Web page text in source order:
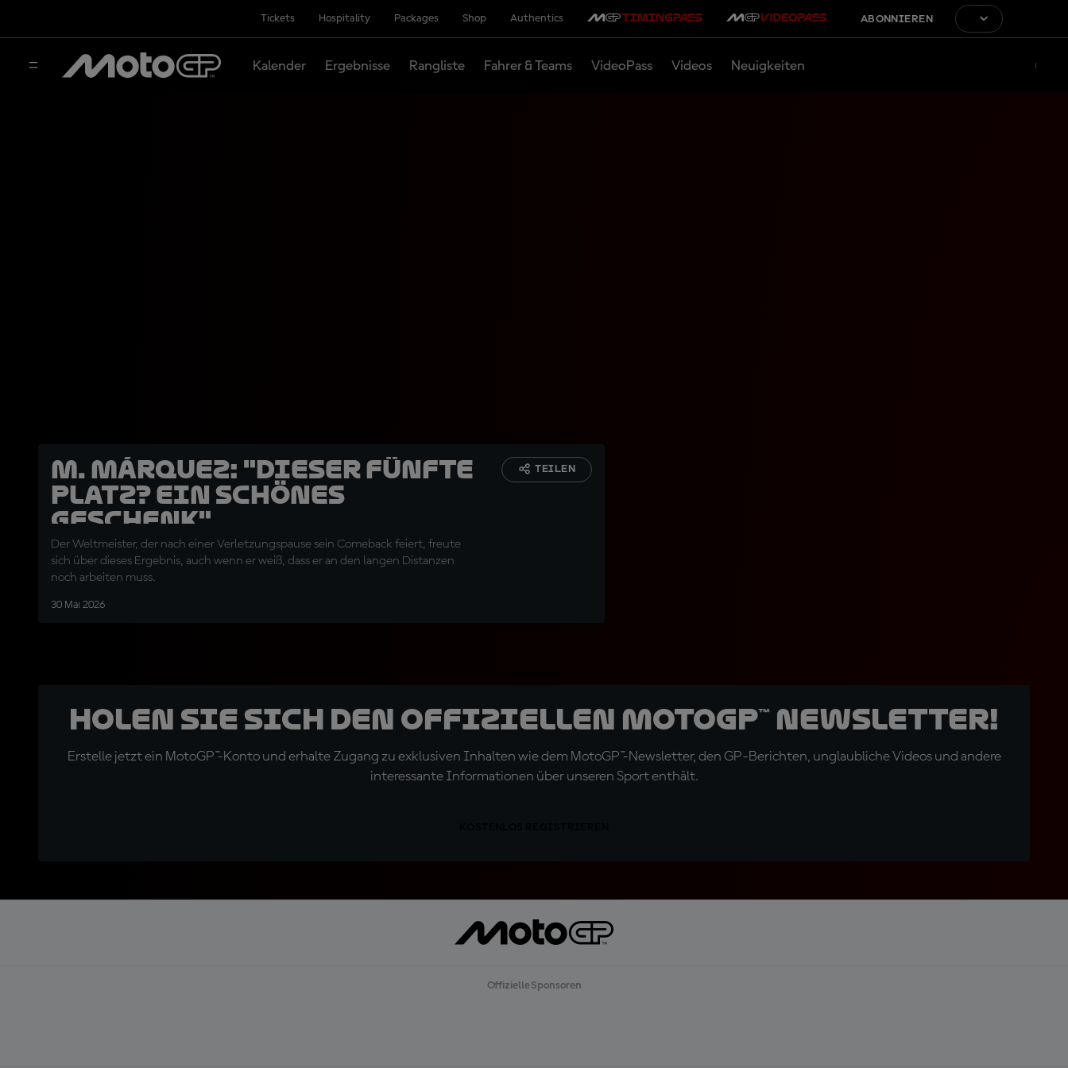
Tickets Hospitality Packages Shop Authentics ABONNIEREN
Kalender Ergebnisse Rangliste Fahrer & Teams VideoPass Videos Neuigkeiten
M. Márquez: "Dieser fünfte
Platz? Ein schönes
Geschenk"
Der Weltmeister, der nach einer Verletzungspause sein Comeback feiert, freute
sich über dieses Ergebnis, auch wenn er weiß, dass er an den langen Distanzen
noch arbeiten muss.
30 Mai 2026
TEILEN
Holen Sie sich den offiziellen MotoGP™ Newsletter!
Erstelle jetzt ein MotoGP™-Konto und erhalte Zugang zu exklusiven Inhalten wie dem MotoGP™-Newsletter, den GP-Berichten, unglaubliche Videos und andere
interessante Informationen über unseren Sport enthält.
Offizielle Sponsoren